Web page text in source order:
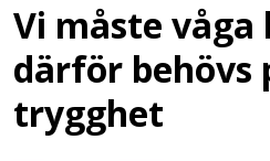
Vi måste våga
därför behövs
trygghet